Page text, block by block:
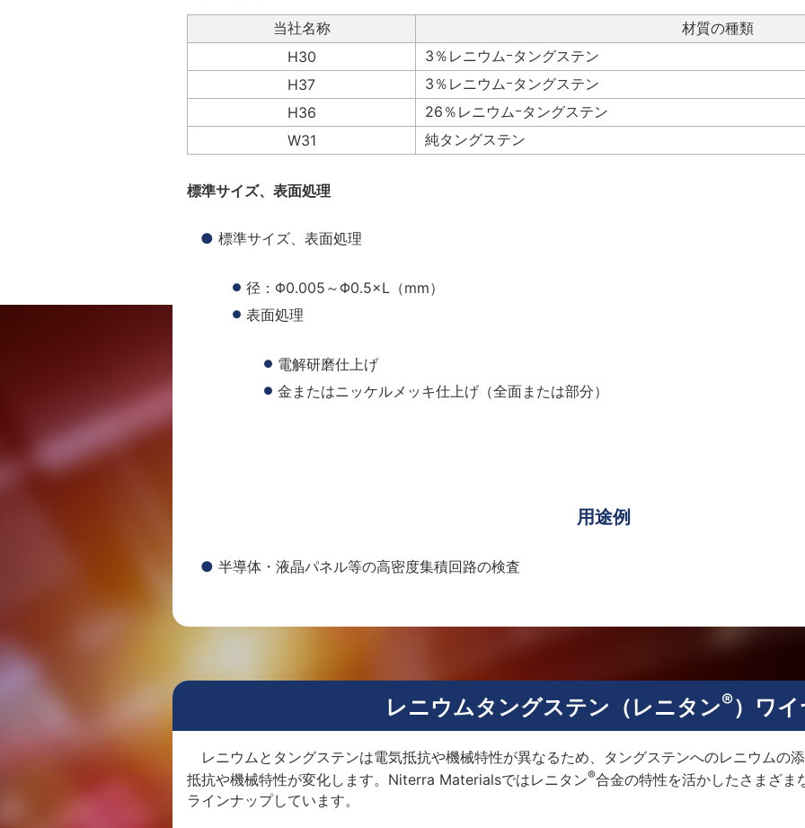
当社名称
材質の種類
H30
3％レニウムｰタングステン
H37
3％レニウムｰタングステン
H36
26％レニウムｰタングステン
W31
純タングステン
標準サイズ、表面処理
標準サイズ、表面処理
径：Φ0.005～Φ0.5×L（mm）
表面処理
電解研磨仕上げ
金またはニッケルメッキ仕上げ（全面または部分）
用途例
半導体・液晶パネル等の高密度集積回路の検査
レニウムタングステン（レニタン®）ワ
レニウムとタングステンは電気抵抗や機械特性が異なるため、タングステンへのレニウムの
抵抗や機械特性が変化します。Niterra Materialsではレニタン®合金の特性を活かしたさまざま
ラインナップしています。